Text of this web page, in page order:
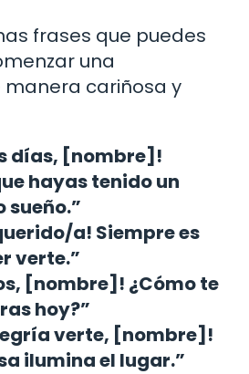
frases que puedes
una
cariñosa y
días, [nombre]!
hayas tenido un
sueño.”
a! Siempre es
verte.”
[nombre]! ¿Cómo te
hoy?”
verte, [nombre]!
ilumina el lugar.”